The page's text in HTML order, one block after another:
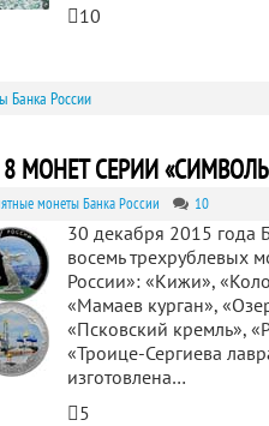
10
Банка России
МОНЕТ СЕРИИ
монеты Банка России 10
30 декабря 2015 года
восемь трехрублевых
России»: «Кижи»,
«Мамаев курган»,
«Псковский кремль»,
«Троице-Сергиева
изготовлена…
5